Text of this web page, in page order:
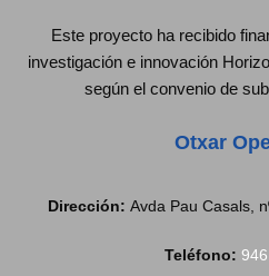
Este proyecto ha recibido
investigación e innovación
según el convenio de
Otxar
Dirección: Avda Pau Casals,
Teléfono: